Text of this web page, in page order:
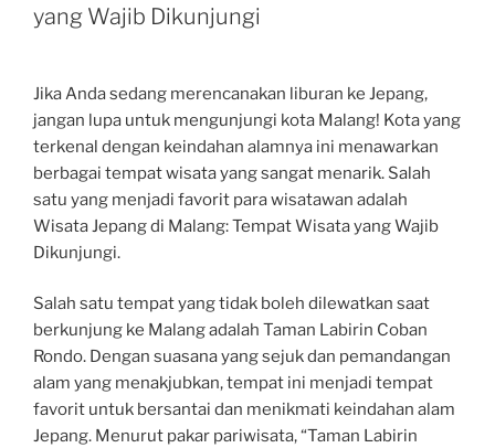
yang Wajib Dikunjungi
Jika Anda sedang merencanakan liburan ke Jepang,
jangan lupa untuk mengunjungi kota Malang! Kota yang
terkenal dengan keindahan alamnya ini menawarkan
berbagai tempat wisata yang sangat menarik. Salah
satu yang menjadi favorit para wisatawan adalah
Wisata Jepang di Malang: Tempat Wisata yang Wajib
Dikunjungi.
Salah satu tempat yang tidak boleh dilewatkan saat
berkunjung ke Malang adalah Taman Labirin Coban
Rondo. Dengan suasana yang sejuk dan pemandangan
alam yang menakjubkan, tempat ini menjadi tempat
favorit untuk bersantai dan menikmati keindahan alam
Jepang. Menurut pakar pariwisata, “Taman Labirin